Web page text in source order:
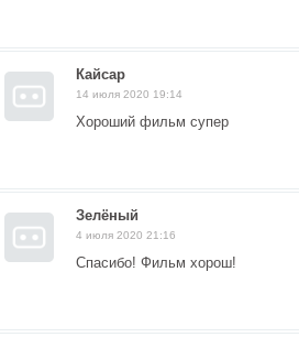
Кайсар
14 июля 2020 19:14
Хороший фильм супер
Зелёный
4 июля 2020 21:16
Спасибо! Фильм хорош!